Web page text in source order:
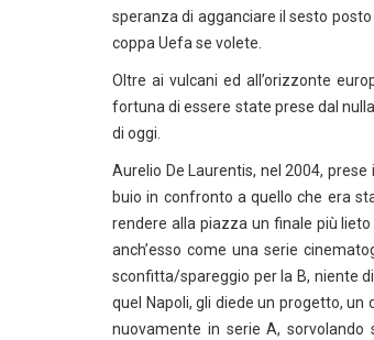
speranza di agganciare il sesto
coppa Uefa se volete.
Oltre ai vulcani ed all’orizzonte
fortuna di essere state prese dal
di oggi.
Aurelio De Laurentis, nel 2004,
buio in confronto a quello che era
rendere alla piazza un finale più
anch’esso come una serie
sconfitta/spareggio per la B, niente
quel Napoli, gli diede un progetto,
nuovamente in serie A, sorvolando